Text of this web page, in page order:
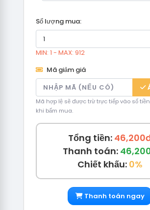
Số lượng mua:
MIN: 1 - MAX: 912
Mã giảm giá
Mã hợp lệ sẽ được trừ trực tiếp vào số
khi bấm mua.
Tổng tiền:
Thanh toán:
Chiết khấu: 0%
Thanh toán ngay